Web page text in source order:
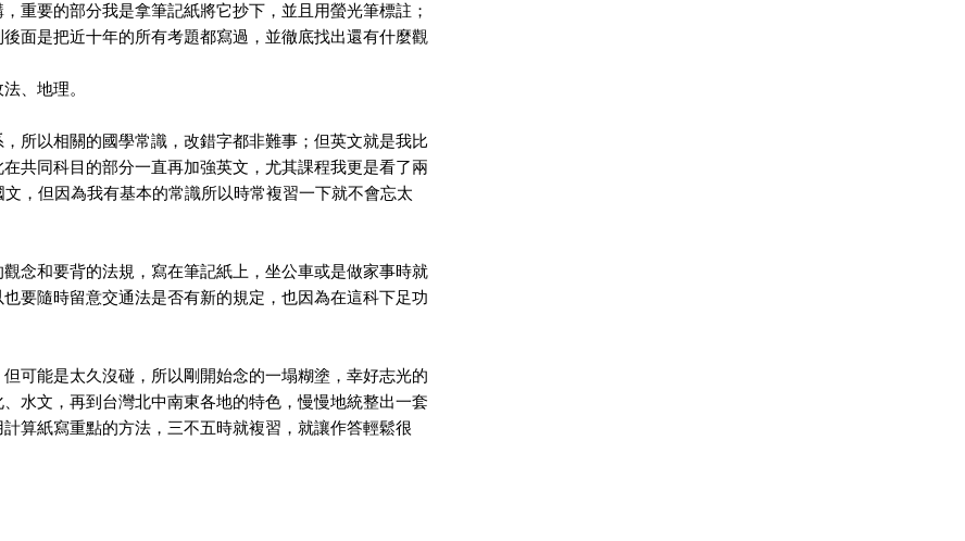
重要的部分我是拿筆記紙將它抄下，並且用螢光筆標註；
面是把近十年的所有考題都寫過，並徹底找出還有什麼觀
、地理。
所以相關的國學常識，改錯字都非難事；但英文就是我比
共同科目的部分一直再加強英文，尤其課程我更是看了兩
，但因為我有基本的常識所以時常複習一下就不會忘太
念和要背的法規，寫在筆記紙上，坐公車或是做家事時就
要隨時留意交通法是否有新的規定，也因為在這科下足功
可能是太久沒碰，所以剛開始念的一塌糊塗，幸好志光的
水文，再到台灣北中南東各地的特色，慢慢地統整出一套
算紙寫重點的方法，三不五時就複習，就讓作答輕鬆很